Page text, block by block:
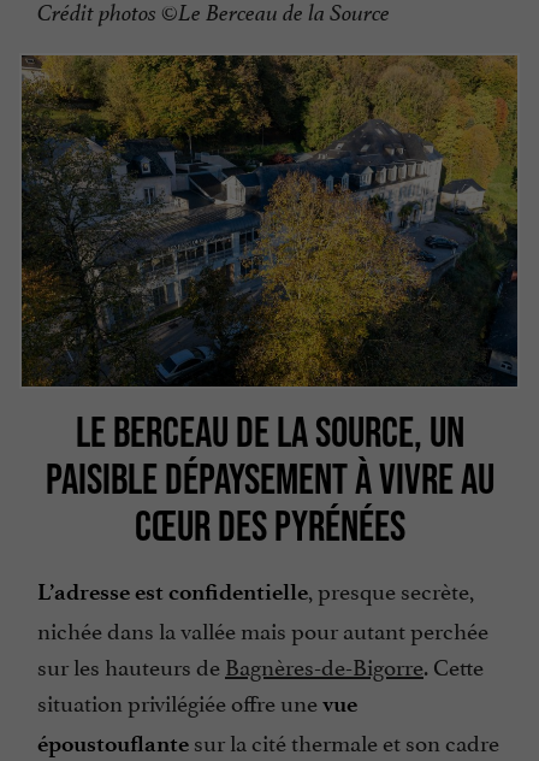
Crédit photos ©Le Berceau de la Source
LE BERCEAU DE LA SOURCE, UN
PAISIBLE DÉPAYSEMENT À VIVRE AU
CŒUR DES PYRÉNÉES
L’adresse est confidentielle, presque secrète,
nichée dans la vallée mais pour autant perchée
sur les hauteurs deBagnères-de-Bigorre. Cette
situation privilégiée offre unevue
époustouflante sur la cité thermale et son cadre